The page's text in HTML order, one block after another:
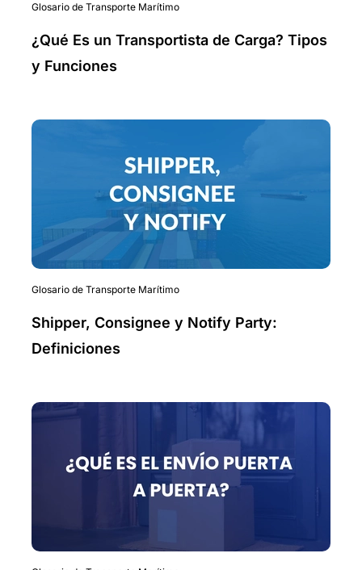
Glosario de Transporte Marítimo
¿Qué Es un Transportista de Carga? Tipos
y Funciones
Glosario de Transporte Marítimo
Shipper, Consignee y Notify Party:
Definiciones